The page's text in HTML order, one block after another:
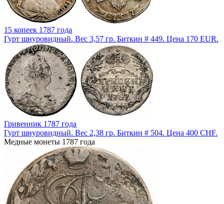
15 копеек 1787 года
Гурт шнуровидный. Вес 3,57 гр. Биткин # 449. Цена 170 EUR.
Гривенник 1787 года
Гурт шнуровидный. Вес 2,38 гр. Биткин # 504. Цена 400 CHF.
Медные монеты 1787 года